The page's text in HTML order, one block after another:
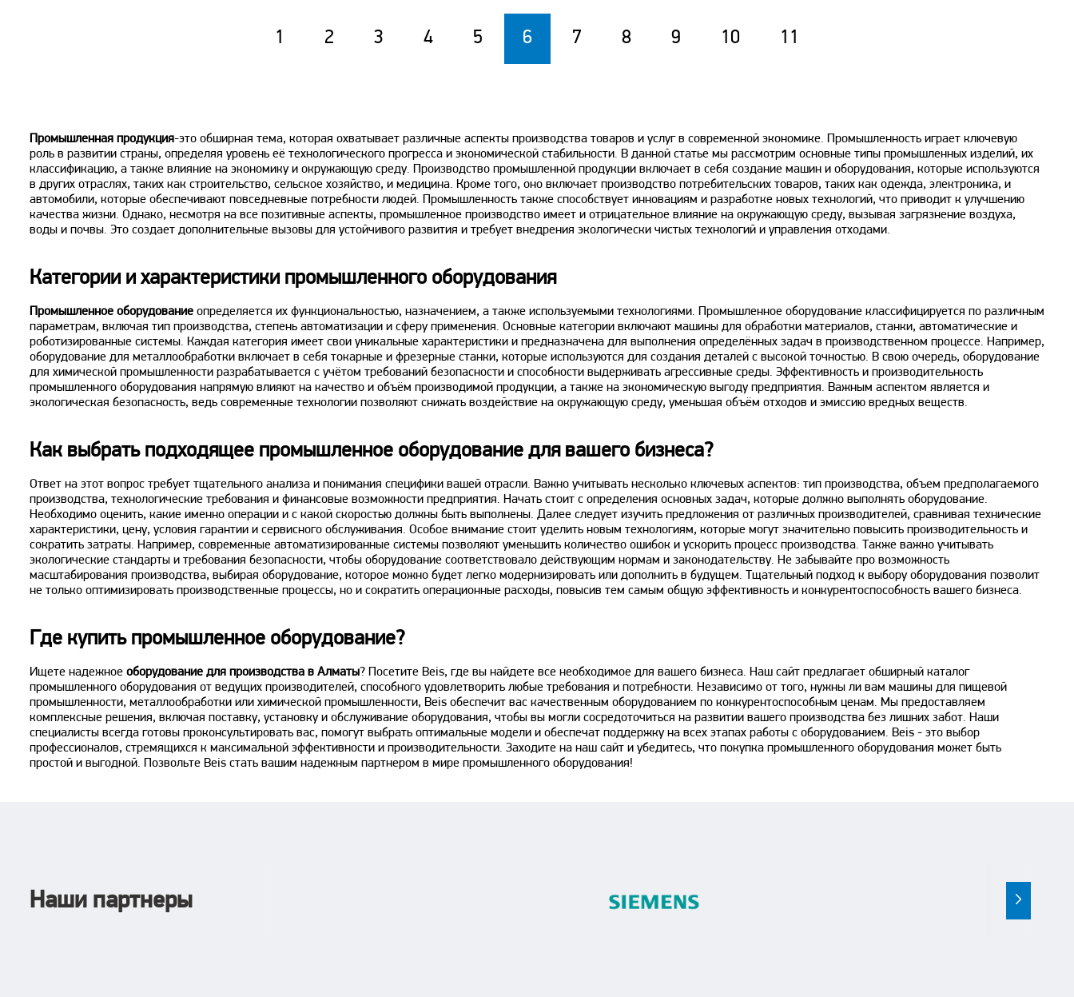
1 2 3 4 5 6 7 8 9 10 11
Промышленная продукция-это обширная тема, которая охватывает различные аспекты производства товаров и услуг в современной экономике. Промышленность играет ключевую
роль в развитии страны, определяя уровень её технологического прогресса и экономической стабильности. В данной статье мы рассмотрим основные типы промышленных изделий, их
классификацию, а также влияние на экономику и окружающую среду. Производство промышленной продукции включает в себя создание машин и оборудования, которые используются
в других отраслях, таких как строительство, сельское хозяйство, и медицина. Кроме того, оно включает производство потребительских товаров, таких как одежда, электроника, и
автомобили, которые обеспечивают повседневные потребности людей. Промышленность также способствует инновациям и разработке новых технологий, что приводит к улучшению
качества жизни. Однако, несмотря на все позитивные аспекты, промышленное производство имеет и отрицательное влияние на окружающую среду, вызывая загрязнение воздуха,
воды и почвы. Это создает дополнительные вызовы для устойчивого развития и требует внедрения экологически чистых технологий и управления отходами.
Категории и характеристики промышленного оборудования
Промышленное оборудование определяется их функциональностью, назначением, а также используемыми технологиями. Промышленное оборудование классифицируется по различным
параметрам, включая тип производства, степень автоматизации и сферу применения. Основные категории включают машины для обработки материалов, станки, автоматические и
роботизированные системы. Каждая категория имеет свои уникальные характеристики и предназначена для выполнения определённых задач в производственном процессе. Например,
оборудование для металлообработки включает в себя токарные и фрезерные станки, которые используются для создания деталей с высокой точностью. В свою очередь, оборудование
для химической промышленности разрабатывается с учётом требований безопасности и способности выдерживать агрессивные среды. Эффективность и производительность
промышленного оборудования напрямую влияют на качество и объём производимой продукции, а также на экономическую выгоду предприятия. Важным аспектом является и
экологическая безопасность, ведь современные технологии позволяют снижать воздействие на окружающую среду, уменьшая объём отходов и эмиссию вредных веществ.
Как выбрать подходящее промышленное оборудование для вашего бизнеса?
Ответ на этот вопрос требует тщательного анализа и понимания специфики вашей отрасли. Важно учитывать несколько ключевых аспектов: тип производства, объем предполагаемого
производства, технологические требования и финансовые возможности предприятия. Начать стоит с определения основных задач, которые должно выполнять оборудование.
Необходимо оценить, какие именно операции и с какой скоростью должны быть выполнены. Далее следует изучить предложения от различных производителей, сравнивая технические
характеристики, цену, условия гарантии и сервисного обслуживания. Особое внимание стоит уделить новым технологиям, которые могут значительно повысить производительность и
сократить затраты. Например, современные автоматизированные системы позволяют уменьшить количество ошибок и ускорить процесс производства. Также важно учитывать
экологические стандарты и требования безопасности, чтобы оборудование соответствовало действующим нормам и законодательству. Не забывайте про возможность
масштабирования производства, выбирая оборудование, которое можно будет легко модернизировать или дополнить в будущем. Тщательный подход к выбору оборудования позволит
не только оптимизировать производственные процессы, но и сократить операционные расходы, повысив тем самым общую эффективность и конкурентоспособность вашего бизнеса.
Где купить промышленное оборудование?
Ищете надежное оборудование для производства в Алматы? Посетите Beis, где вы найдете все необходимое для вашего бизнеса. Наш сайт предлагает обширный каталог
промышленного оборудования от ведущих производителей, способного удовлетворить любые требования и потребности. Независимо от того, нужны ли вам машины для пищевой
промышленности, металлообработки или химической промышленности, Beis обеспечит вас качественным оборудованием по конкурентоспособным ценам. Мы предоставляем
комплексные решения, включая поставку, установку и обслуживание оборудования, чтобы вы могли сосредоточиться на развитии вашего производства без лишних забот. Наши
специалисты всегда готовы проконсультировать вас, помогут выбрать оптимальные модели и обеспечат поддержку на всех этапах работы с оборудованием. Beis - это выбор
профессионалов, стремящихся к максимальной эффективности и производительности. Заходите на наш сайт и убедитесь, что покупка промышленного оборудования может быть
простой и выгодной. Позвольте Beis стать вашим надежным партнером в мире промышленного оборудования!
Наши партнеры